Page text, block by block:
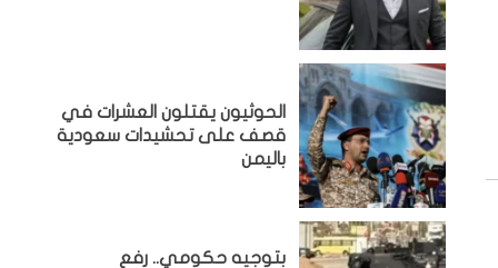
الحوثيون يقتلون العشرات في
قصف على تحشيدات سعودية
باليمن
بتوجيه حكومي.. رفع